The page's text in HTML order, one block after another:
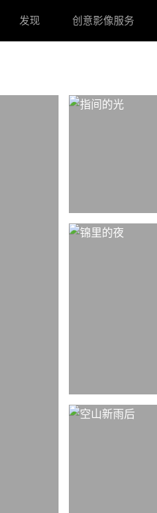
发现 创意影像服务